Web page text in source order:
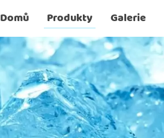
Domů Produkty Galerie